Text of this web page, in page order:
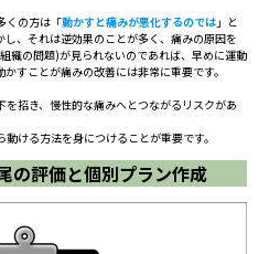
くの方は「動かすと痛みが悪化するのでは 」と
、それは逆効果のことが多く、痛みの原因を
織の問題)が見られないのであれば、早めに運動
すことが痛みの改善には非常に重要です。
招き、慢性的な痛みへとつながるリスクがあ
ける方法を身につけることが重要です。
の評価と個別プラン作成